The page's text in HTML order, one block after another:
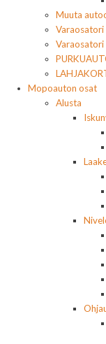
Muuta
Varaosatori
Varaosatori
Mopoauton osat
Alusta